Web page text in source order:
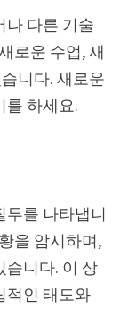
나 다른 기술
로운 수업, 새
니다. 새로운
를 하세요.
투를 나타냅니
을 암시하며,
습니다. 이 상
적인 태도와